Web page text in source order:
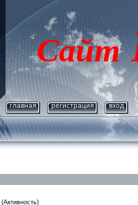
Сайт
главная регистрация вход
(Активность)